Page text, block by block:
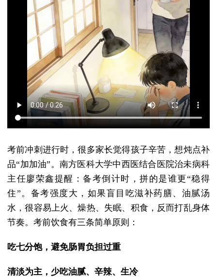
考前冲刺进行时，很多家长觉得孩子辛苦，想炖点补
品“加加油”。南方医科大学中西医结合医院治未病科
主任廖荣鑫提醒：备考倒计时，拼的是谁更“稳得
住”。备考强度大，如果盲目吃滋补药膳、油腻汤
水，很容易上火、燥热、失眠、积食，反而打乱身体
节奏。考前饮食有三条简单原则：
吃七分饱，避免肠胃负担过重
清淡为主，少吃油腻、辛辣、生冷